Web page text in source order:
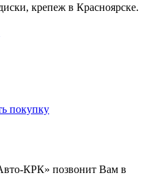
крепеж в Красноярске.
покупку
КРК» позвонит Вам в